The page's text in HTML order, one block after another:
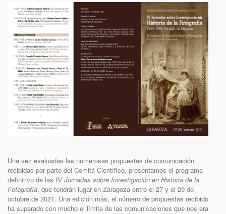
Una vez evaluadas las numerosas propuestas de comunicación
recibidas por parte del Comité Científico, presentamos el programa
definitivo de las IV Jornadas sobre Investigación en Historia de la
Fotografía, que tendrán lugar en Zaragoza entre el 27 y el 29 de
octubre de 2021. Una edición más, el número de propuestas recibido
ha superado con mucho el límite de las comunicaciones que nos era